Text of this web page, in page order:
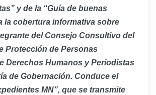
y de la “Guía de buenas
la cobertura informativa sobre
del Consejo Consultivo del
Protección de Personas
Derechos Humanos y Periodistas
de Gobernación. Conduce el
MN”, que se transmite